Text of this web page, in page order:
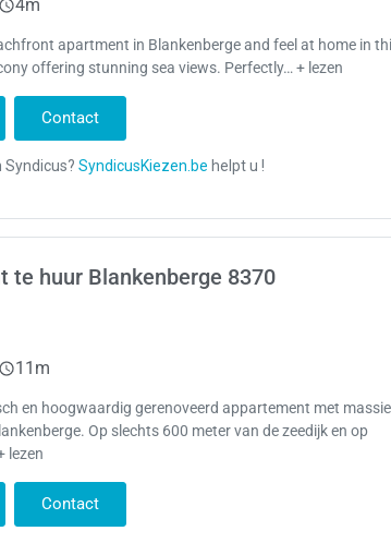
4m
apartment in Blankenberge and feel at home in
offering stunning sea views. Perfectly… + lezen
Contact
te huur Blankenberge 8370
11m
en hoogwaardig gerenoveerd appartement met
Op slechts 600 meter van de zeedijk en op
lezen
Contact